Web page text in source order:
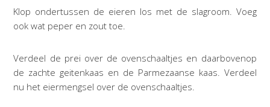
Klop ondertussen de eieren los met de slagroom. Voeg
ook wat peper en zout toe.
Verdeel de prei over de ovenschaaltjes en daarbovenop
de zachte geitenkaas en de Parmezaanse kaas. Verdeel
nu het eiermengsel over de ovenschaaltjes.